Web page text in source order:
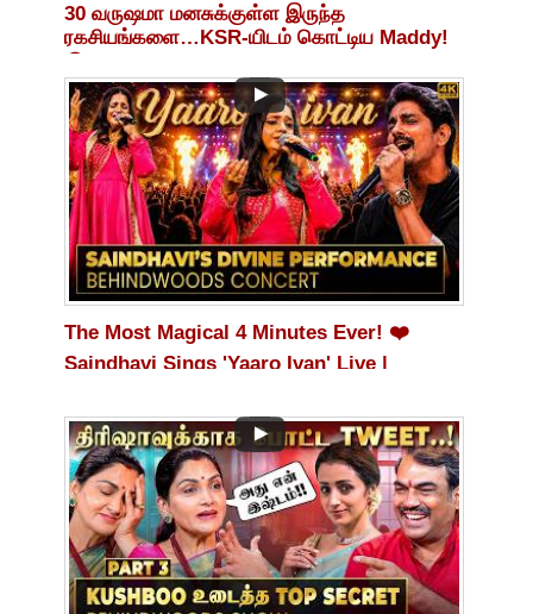
30 வருஷமா மனசுக்குள்ள இருந்த
ரகசியங்களை…KSR-யிடம் கொட்டிய Maddy!
The Most Magical 4 Minutes Ever! ❤️
Saindhavi Sings 'Yaaro Ivan' Live |